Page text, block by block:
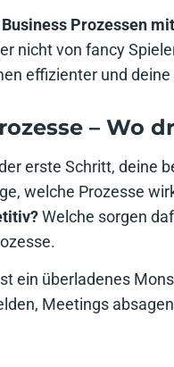
Prozessen
nicht von fancy
effizienter und
– Wo
erste Schritt, deine
welche Prozesse
Welche sorgen
ein überladenes
Meetings